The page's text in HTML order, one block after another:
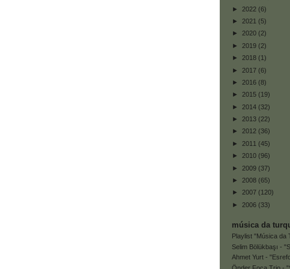
► 2022 (6)
► 2021 (5)
► 2020 (2)
► 2019 (2)
► 2018 (1)
► 2017 (6)
► 2016 (8)
► 2015 (19)
► 2014 (32)
► 2013 (22)
► 2012 (36)
► 2011 (45)
► 2010 (96)
► 2009 (37)
► 2008 (65)
► 2007 (120)
► 2006 (33)
música da
Playlist "Música da
Selim Bölükbaşı -
Ahmet Yurt -